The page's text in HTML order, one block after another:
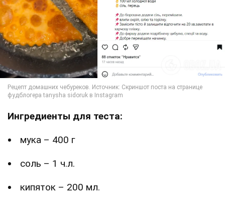
Ингредиенты для теста:
мука – 400 г
соль – 1 ч.л.
кипяток – 200 мл.